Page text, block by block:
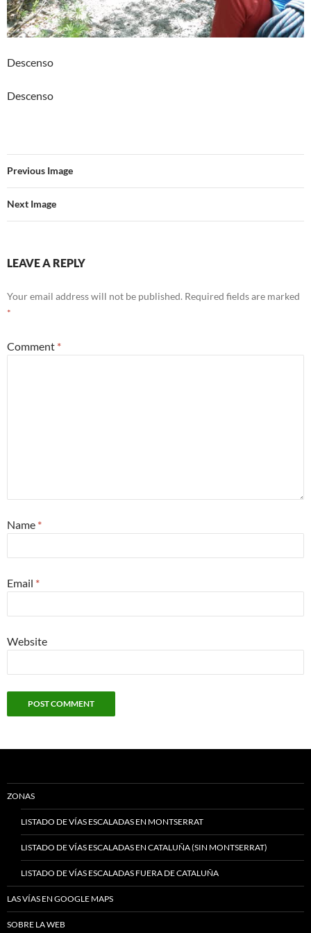
Descenso
Descenso
Previous Image
Next Image
LEAVE A REPLY
Your email address will not be published. Required fields are marked
*
Comment *
Name *
Email *
Website
ZONAS
LISTADO DE VÍAS ESCALADAS EN MONTSERRAT
LISTADO DE VÍAS ESCALADAS EN CATALUÑA (SIN MONTSERRAT)
LISTADO DE VÍAS ESCALADAS FUERA DE CATALUÑA
LAS VÍAS EN GOOGLE MAPS
SOBRE LA WEB